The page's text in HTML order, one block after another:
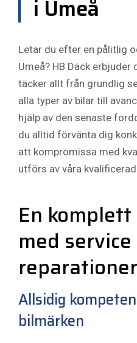
i Umeå
Letar du efter en pålitlig
Umeå? HB Däck
täcker allt från grundlig
alla typer av bilar till
hjälp av den senaste
du alltid förvänta dig
att kompromissa med
utförs av våra
En
med service
reparationer
Allsidig
bilmärken